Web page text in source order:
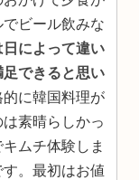
ビール飲みな
日によって違い
できると思い
に韓国料理が
素晴らしかっ
ムチ体験しま
。最初はお値